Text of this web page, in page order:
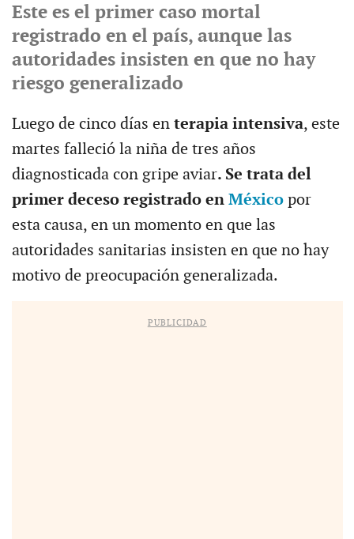
Este es el primer caso mortal
registrado en el país, aunque las
autoridades insisten en que no hay
riesgo generalizado
Luego de cinco días en terapia intensiva, este
martes falleció la niña de tres años
diagnosticada con gripe aviar. Se trata del
primer deceso registrado en México por
esta causa, en un momento en que las
autoridades sanitarias insisten en que no hay
motivo de preocupación generalizada.
PUBLICIDAD